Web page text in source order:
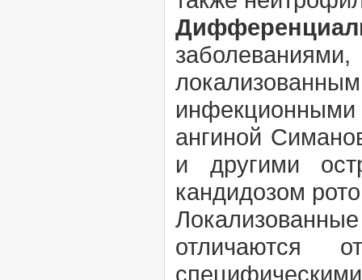
ангиной
и другими
кандидозом
отличаются